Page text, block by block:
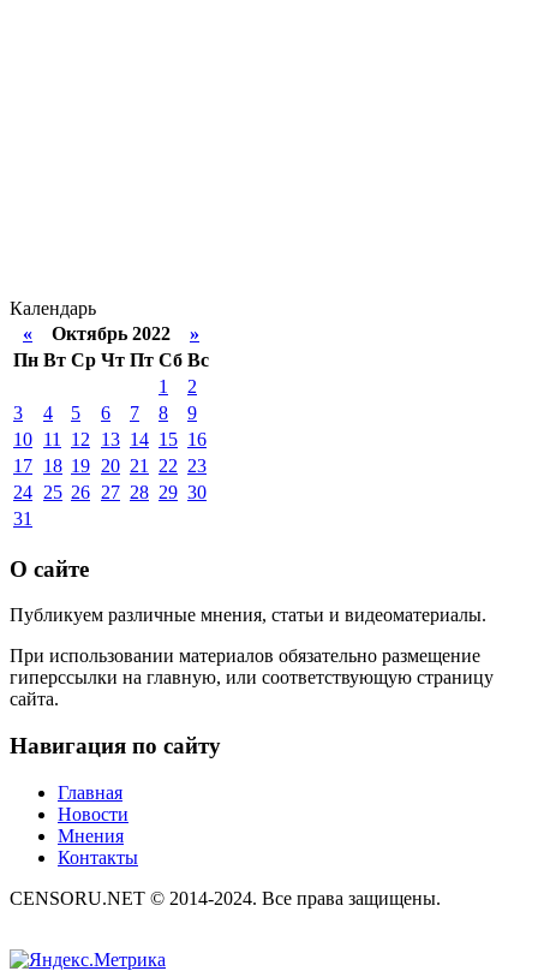
Календарь
« Октябрь 2022 »
Пн Вт Ср Чт Пт Сб Вс
1
2
3
4 5 6 7 8
9
10 11 12 13 14 15 16
17 18 19 20 21 22 23
24 25 26 27 28 29 30
31
О сайте
Публикуем различные мнения, статьи и видеоматериалы.
При использовании материалов обязательно размещение
гиперссылки на главную, или соответствующую страницу
сайта.
Навигация по сайту
Главная
Новости
Мнения
Контакты
CENSORU.NET © 2014-2024. Все права защищены.